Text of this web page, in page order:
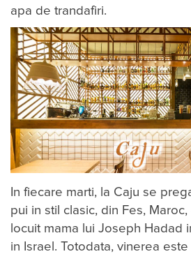
apa de trandafiri.
In fiecare marti, la Caju se
pui in stil clasic, din Fes,
locuit mama lui Joseph Hadad
in Israel. Totodata, vinerea